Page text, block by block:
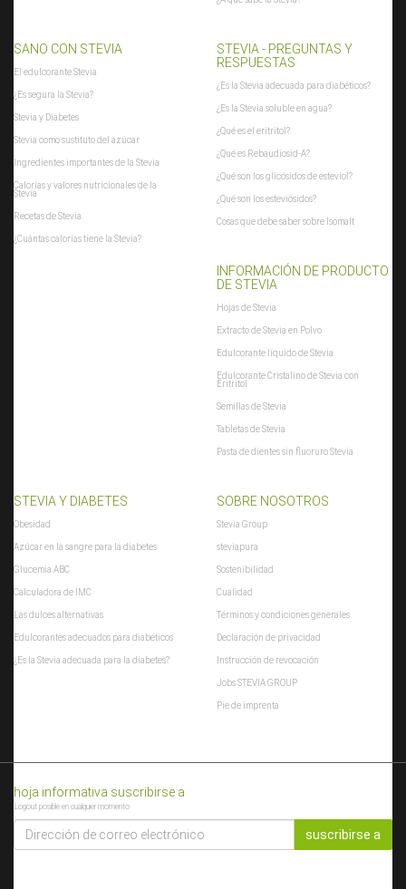
SANO CON STEVIA
El edulcorante Stevia
¿Es segura la Stevia?
Stevia y Diabetes
Stevia como sustituto del azúcar
Ingredientes importantes de la Stevia
Calorías y valores nutricionales de la
Stevia
Recetas de Stevia
¿Cuántas calorías tiene la Stevia?
STEVIA - PREGUNTAS Y
RESPUESTAS
¿Es la Stevia adecuada para diabéticos?
¿Es la Stevia soluble en agua?
¿Qué es el eritritol?
¿Qué es Rebaudiosid-A?
¿Qué son los glicósidos de esteviol?
¿Qué son los esteviósidos?
Cosas que debe saber sobre Isomalt
INFORMACIÓN DE PRODUCTO
DE STEVIA
Hojas de Stevia
Extracto de Stevia en Polvo
Edulcorante líquido de Stevia
Edulcorante Cristalino de Stevia con
Eritritol
Semillas de Stevia
Tabletas de Stevia
Pasta de dientes sin fluoruro Stevia
STEVIA Y DIABETES
Obesidad
Azúcar en la sangre para la diabetes
Glucemia ABC
Calculadora de IMC
Las dulces alternativas
Edulcorantes adecuados para diabéticos
¿Es la Stevia adecuada para la diabetes?
SOBRE NOSOTROS
Stevia Group
steviapura
Sostenibilidad
Cualidad
Términos y condiciones generales
Declaración de privacidad
Instrucción de revocación
Jobs STEVIA GROUP
Pie de imprenta
hoja informativa suscribirse a
Logout posible en cualquier momento
DIRECCIÓN
CORREO
ELECTRÓNICO
suscribirse a